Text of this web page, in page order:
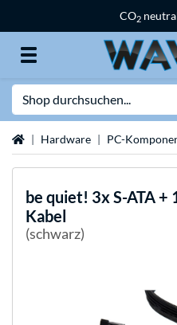
CO2
StartseiteHardware PC-
be quiet! 3x S-ATA
Kabel
(schwarz)